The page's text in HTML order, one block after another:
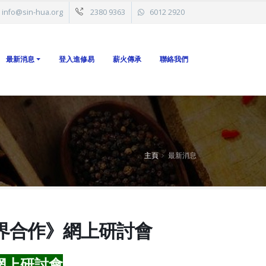
info@sin-hua.org 2380 9363 6012 2920
最新消息 登入進修易 薪火傳承 聯絡我們
主頁 最新消息
合作》網上研討會